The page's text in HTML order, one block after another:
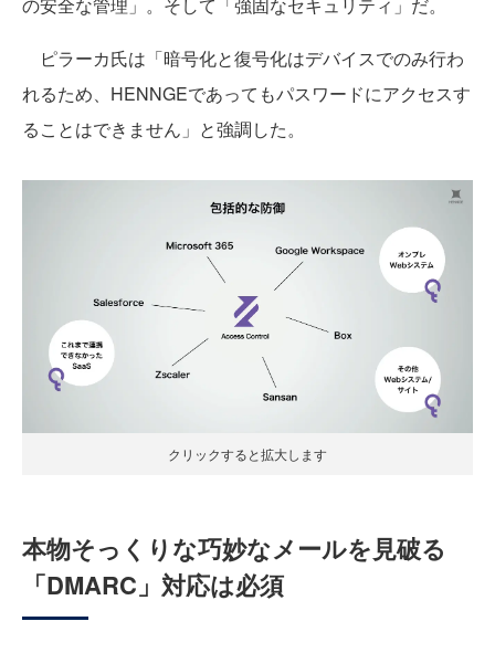
ピラーカ氏は「暗号化と復号化はデバイスでのみ行わ
れるため、HENNGEであってもパスワードにアクセスす
ることはできません」と強調した。
クリックすると拡大します
本物そっくりな巧妙なメールを見破る
「DMARC」対応は必須